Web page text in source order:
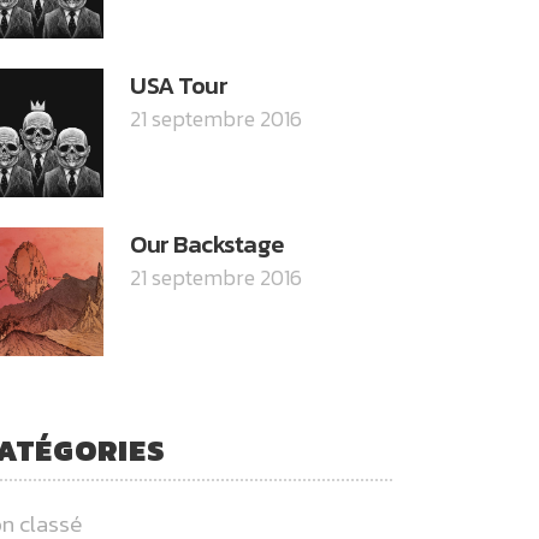
USA Tour
21 septembre 2016
Our Backstage
21 septembre 2016
classé